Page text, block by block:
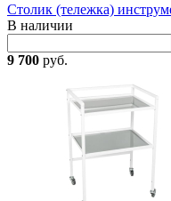
Столик (тележка)
В наличии
9 700 руб.